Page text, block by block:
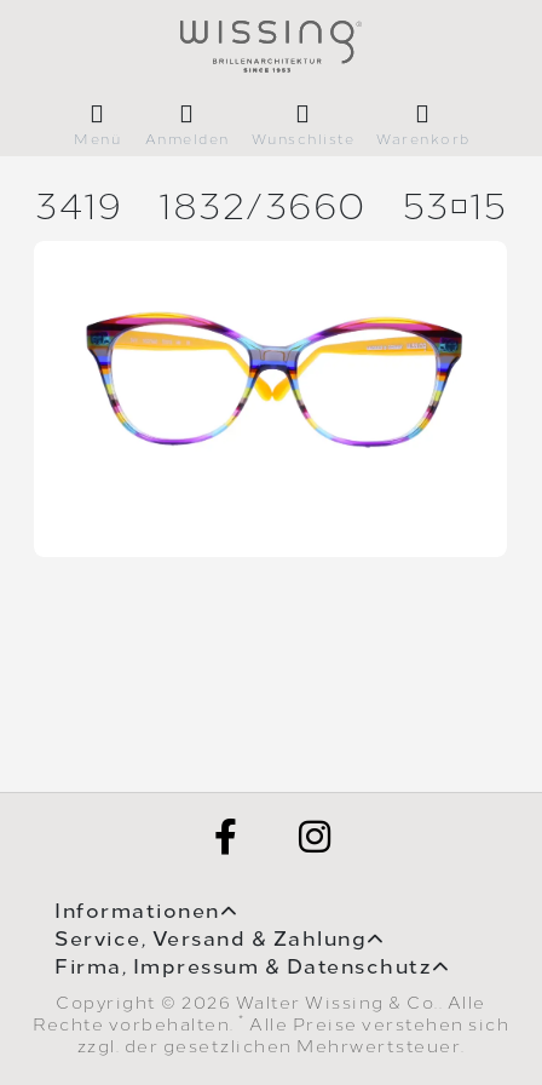
Menü Anmelden Wunschliste Warenkorb
3419 1832/3660 5315
Informationen
Service, Versand & Zahlung
Firma, Impressum & Datenschutz
Copyright © 2026 Walter Wissing & Co.. Alle
Rechte vorbehalten.
* Alle Preise verstehen sich
zzgl. der gesetzlichen Mehrwertsteuer.